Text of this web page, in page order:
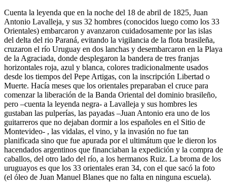
Cuenta la leyenda que en la noche del 18 de abril de 1825, Juan
Antonio Lavalleja, y sus 32 hombres (conocidos luego como los 33
Orientales) embarcaron y avanzaron cuidadosamente por las islas
del delta del rio Paraná, evitando la vigilancia de la flota brasileña,
cruzaron el río Uruguay en dos lanchas y desembarcaron en la Playa
de la Agraciada, donde desplegaron la bandera de tres franjas
horizontales roja, azul y blanca, colores tradicionalmente usados
desde los tiempos del Pepe Artigas, con la inscripción Libertad o
Muerte. Hacía meses que los orientales preparaban el cruce para
comenzar la liberación de la Banda Oriental del dominio brasileño,
pero –cuenta la leyenda negra- a Lavalleja y sus hombres les
gustaban las pulperías, las payadas –Juan Antonio era uno de los
guitarreros que no dejaban dormir a los españoles en el Sitio de
Montevideo- , las vidalas, el vino, y la invasión no fue tan
planificada sino que fue apurada por el ultimátum que le dieron los
hacendados argentinos que financiaban la expedición y la compra de
caballos, del otro lado del río, a los hermanos Ruiz. La broma de los
uruguayos es que los 33 orientales eran 34, con el que sacó la foto
(el óleo de Juan Manuel Blanes que no falta en ninguna escuela).